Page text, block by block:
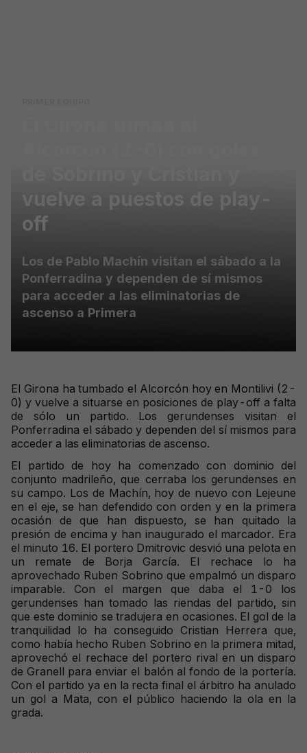
vuelve a puestos de play-
off
Los de Pablo Machín visitan el sábado a la
Ponferradina y dependen de sí mismos
para acceder a las eliminatorias de
ascenso a Primera
El Girona ha tumbado el Alcorcón hoy en Montilivi (2-
0) y vuelve a situarse en posiciones de play-off a falta
de sólo un partido. Los gerundenses visitan el
Ponferradina el sábado y dependen del sí mismos para
acceder a las eliminatorias de ascenso.
El partido de hoy ha comenzado con dominio del
conjunto madrileño, que cerraba los gerundenses en
su campo. Los de Machín, hoy de nuevo con Lejeune
en el eje, se han defendido con orden y en la primera
ocasión de que han dispuesto, se han quitado la
presión de encima y han inaugurado el marcador. Era
el minuto 16. El portero Dmitrovic desvió una pelota en
un remate de Borja García. El rechace lo ha
aprovechado Ruben Sobrino que empalmó un disparo
imparable. Con el margen que daba el 1-0 los
gerundenses han tomado las riendas del partido, sin
que este dominio se tradujera en ocasiones. El gol de la
tranquilidad lo ha conseguido Cristian Herrera que,
como había hecho Ruben Sobrino en la primera mitad,
aprovechó el rechace del portero rival en un disparo
de Granell para enviar el balón al fondo de la portería.
Con el partido ya en la recta final el árbitro ha anulado
un gol a Mata, con el público haciendo la ola en la
grada.